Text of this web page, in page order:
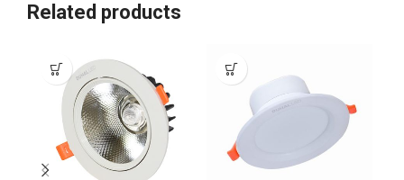
Related products